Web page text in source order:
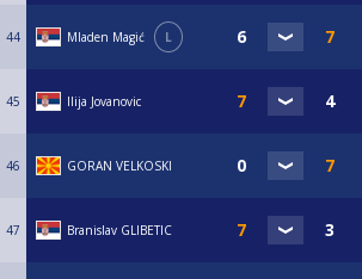
44 Mladen Magić L
45 Ilija Jovanovic
46 GORAN VELKOSKI
47 Branislav GLIBETIC